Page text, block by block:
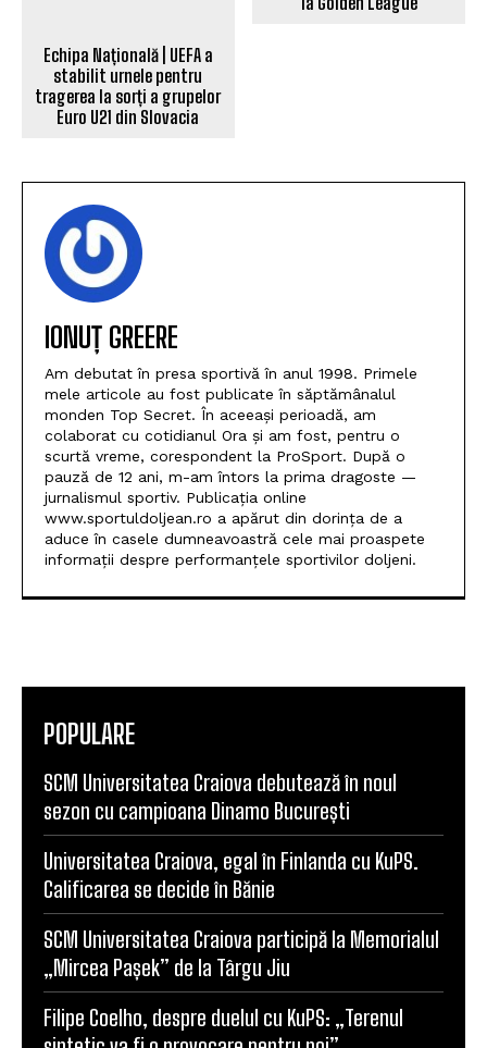
stabilit urnele pentru
tragerea la sorți a grupelor
Euro U21 din Slovacia
IONUȚ GREERE
Am debutat în presa sportivă în anul 1998. Primele
monden Top Secret. În aceeași perioadă, am
colaborat cu cotidianul Ora și am fost, pentru o
scurtă vreme, corespondent la ProSport. După o
pauză de 12 ani, m-am întors la prima dragoste —
jurnalismul sportiv. Publicația online
www.sportuldoljean.ro a apărut din dorința de a
aduce în casele dumneavoastră cele mai proaspete
informații despre performanțele sportivilor doljeni.
SCM Universitatea Craiova debutează în noul
sezon cu campioana Dinamo București
Universitatea Craiova, egal în Finlanda cu KuPS.
Calificarea se decide în Bănie
SCM Universitatea Craiova participă la Memorialul
„Mircea Pașek” de la Târgu Jiu
Filipe Coelho, despre duelul cu KuPS: „Terenul
sintetic va fi o provocare pentru noi”